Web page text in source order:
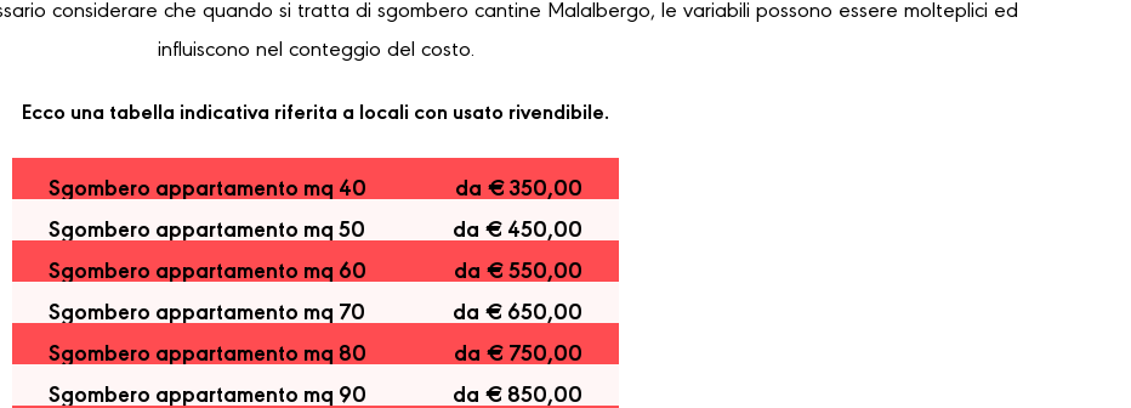
considerare che quando si tratta di sgombero cantine Malalbergo, le variabili possono essere molteplici ed
influiscono nel conteggio del costo.
Ecco una tabella indicativa riferita a locali con usato rivendibile.
Sgombero appartamento mq 40
da € 350,00
Sgombero appartamento mq 50
da € 450,00
Sgombero appartamento mq 60
da € 550,00
Sgombero appartamento mq 70
da € 650,00
Sgombero appartamento mq 80
da € 750,00
Sgombero appartamento mq 90
da € 850,00